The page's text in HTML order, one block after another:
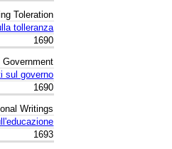
Toleration
tolleranza
1690
sul governo
1690
Writings
1693